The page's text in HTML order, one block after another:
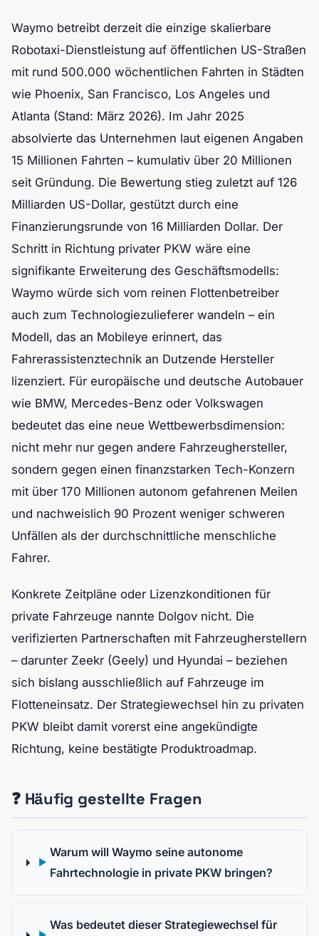
Waymo betreibt derzeit die einzige skalierbare
Robotaxi-Dienstleistung auf öffentlichen US-Straßen
mit rund 500.000 wöchentlichen Fahrten in Städten
wie Phoenix, San Francisco, Los Angeles und
Atlanta (Stand: März 2026). Im Jahr 2025
absolvierte das Unternehmen laut eigenen Angaben
15 Millionen Fahrten – kumulativ über 20 Millionen
seit Gründung. Die Bewertung stieg zuletzt auf 126
Milliarden US-Dollar, gestützt durch eine
Finanzierungsrunde von 16 Milliarden Dollar. Der
Schritt in Richtung privater PKW wäre eine
signifikante Erweiterung des Geschäftsmodells:
Waymo würde sich vom reinen Flottenbetreiber
auch zum Technologiezulieferer wandeln – ein
Modell, das an Mobileye erinnert, das
Fahrerassistenztechnik an Dutzende Hersteller
lizenziert. Für europäische und deutsche Autobauer
wie BMW, Mercedes-Benz oder Volkswagen
bedeutet das eine neue Wettbewerbsdimension:
nicht mehr nur gegen andere Fahrzeughersteller,
sondern gegen einen finanzstarken Tech-Konzern
mit über 170 Millionen autonom gefahrenen Meilen
und nachweislich 90 Prozent weniger schweren
Unfällen als der durchschnittliche menschliche
Fahrer.
Konkrete Zeitpläne oder Lizenzkonditionen für
private Fahrzeuge nannte Dolgov nicht. Die
verifizierten Partnerschaften mit Fahrzeugherstellern
– darunter Zeekr (Geely) und Hyundai – beziehen
sich bislang ausschließlich auf Fahrzeuge im
Flotteneinsatz. Der Strategiewechsel hin zu privaten
PKW bleibt damit vorerst eine angekündigte
Richtung, keine bestätigte Produktroadmap.
❓ Häufig gestellte Fragen
▶
Warum will Waymo seine autonome
Fahrtechnologie in private PKW bringen?
Was bedeutet dieser Strategiewechsel für